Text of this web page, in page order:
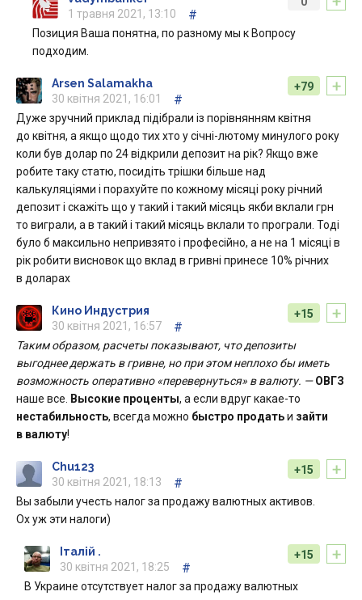
1 травня 2021, 13:10
#
Позиция Ваша понятна, по разному мы к Вопросу
подходим.
+
+79
Arsen Salamakha
30 квітня 2021, 16:01
#
Дуже зручний приклад підібрали із порівнянням квітня
до квітня, а якщо щодо тих хто у січні-лютому минулого року
коли був долар по 24 відкрили депозит на рік? Якщо вже
робите таку статю, посидіть трішки більше над
калькуляціями і порахуйте по кожному місяці року річний
депозит і скажіть що у такий і такий місяць якби вклали грн
то виграли, а в такий і такий місяць вклали то програли. Тоді
було б максильно непривзято і професійно, а не на 1 місяці в
рік робити висновок що вклад в гривні принесе 10% річних
в доларах
+
+15
Кино Индустрия
30 квітня 2021, 16:57
#
Таким образом, расчеты показывают, что депозиты
выгоднее держать в гривне, но при этом неплохо бы иметь
возможность оперативно «перевернуться» в валюту. —ОВГЗ
наше все.
Высокие проценты, а если вдруг какае-то
нестабильность, всегда можно быстро продатьи зайти
в валюту!
+
+15
Chu123
30 квітня 2021, 18:13
#
Вы забыли учесть налог за продажу валютных активов.
Ох уж эти налоги)
+
+15
Італій .
30 квітня 2021, 18:25
#
В Украине отсутствует налог за продажу валютных